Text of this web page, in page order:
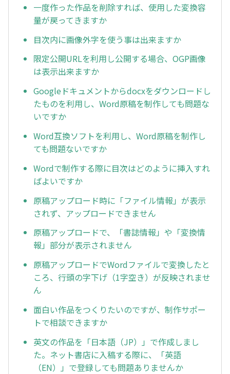
一度作った作品を削除すれば、使用した変換容
量が戻ってきますか
目次内に画像外字を使う事は出来ますか
限定公開URLを利用し公開する場合、OGP画像
は表示出来ますか
Googleドキュメントからdocxをダウンロードし
たものを利用し、Word原稿を制作しても問題な
いですか
Word互換ソフトを利用し、Word原稿を制作し
ても問題ないですか
Wordで制作する際に目次はどのように挿入すれ
ばよいですか
原稿アップロード時に「ファイル情報」が表示
されず、アップロードできません
原稿アップロードで、「書誌情報」や「変換情
報」部分が表示されません
原稿アップロードでWordファイルで変換したと
ころ、行頭の字下げ（1字空き）が反映されませ
ん
面白い作品をつくりたいのですが、制作サポー
トで相談できますか
英文の作品を「日本語（JP）」で作成しまし
た。ネット書店に入稿する際に、「英語
（EN）」で登録しても問題ありませんか